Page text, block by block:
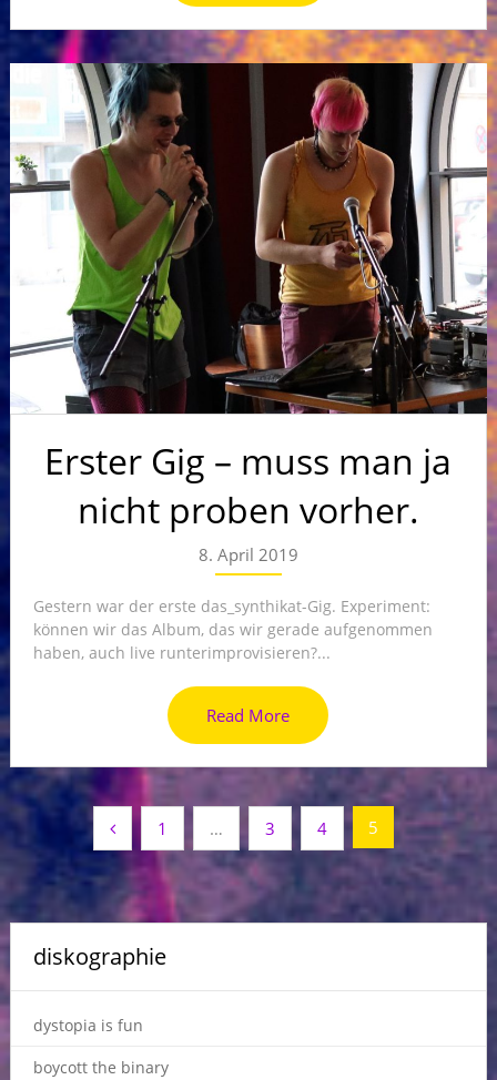
Erster Gig – muss man ja
nicht proben vorher.
8. April 2019
Gestern war der erste das_synthikat-Gig. Experiment:
können wir das Album, das wir gerade aufgenommen
haben, auch live runterimprovisieren?...
Read More
Beitrags-
Navigation
1 … 3 4 5
diskographie
dystopia is fun
boycott the binary